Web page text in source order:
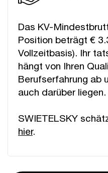
Das KV-
Position beträgt €
Vollzeitbasis). Ihr
hängt von Ihren
Berufserfahrung ab
auch darüber liegen.
SWIETELSKY
hier.